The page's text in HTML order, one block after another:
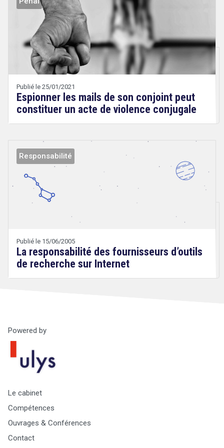
Droit
Technologies
Etienne
Publié le 25/01/2021
Espionner les mails de son conjoint peut
constituer un acte de violence conjugale
Responsabilité
Publié le 15/06/2005
La responsabilité des fournisseurs d’outils
de recherche sur Internet
Droit
Technologies
search
Powered by
Le cabinet
Compétences
Ouvrages & Conférences
Contact